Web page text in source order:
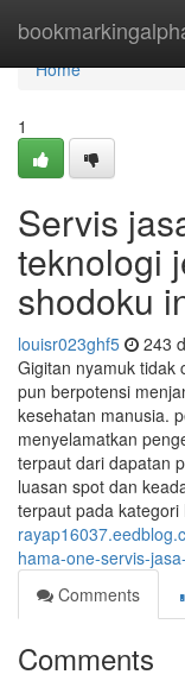
Home
Home
1
Servis
teknologi
shodoku
louisr023ghf5 243
Gigitan nyamuk tidak
pun berpotensi
kesehatan manusia.
menyelamatkan
terpaut dari dapatan
luasan spot dan
terpaut pada
hama-one-servis-
Comments
Comments